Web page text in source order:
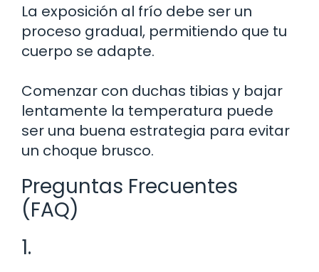
La exposición al frío debe ser un
proceso gradual, permitiendo que tu
cuerpo se adapte.
Comenzar con duchas tibias y bajar
lentamente la temperatura puede
ser una buena estrategia para evitar
un choque brusco.
Preguntas Frecuentes
(FAQ)
1.